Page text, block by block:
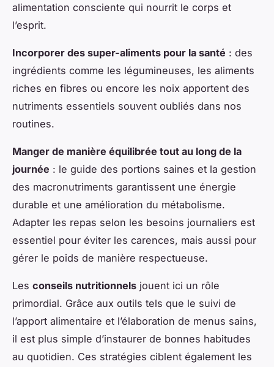
alimentation consciente qui nourrit le corps et
l’esprit.
Incorporer des super-aliments pour la santé : des
ingrédients comme les légumineuses, les aliments
riches en fibres ou encore les noix apportent des
nutriments essentiels souvent oubliés dans nos
routines.
Manger de manière équilibrée tout au long de la
journée : le guide des portions saines et la gestion
des macronutriments garantissent une énergie
durable et une amélioration du métabolisme.
Adapter les repas selon les besoins journaliers est
essentiel pour éviter les carences, mais aussi pour
gérer le poids de manière respectueuse.
Les conseils nutritionnels jouent ici un rôle
primordial. Grâce aux outils tels que le suivi de
l’apport alimentaire et l’élaboration de menus sains,
il est plus simple d’instaurer de bonnes habitudes
au quotidien. Ces stratégies ciblent également les